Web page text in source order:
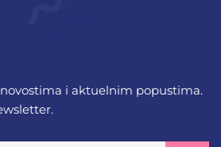
i aktuelnim popustima.